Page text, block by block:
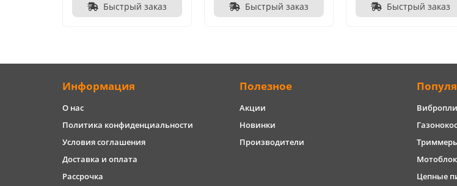
Быстрый заказ Быстрый заказ Быстрый заказ
Информация
О нас
Политика конфиденциальности
Условия соглашения
Доставка и оплата
Рассрочка
Полезное
Акции
Новинки
Производители
Цепные